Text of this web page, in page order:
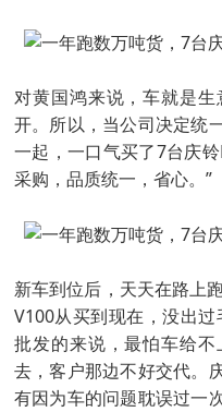
对黄国鸿来说，车就是
开。所以，当公司决定统
一起，一口气买了7台庆
采购，品质统一，省心。”
新车到位后，天天在路上
V100从买到现在，没出
批发的来说，最怕车给
去，客户那边不好交代。
有因为车的问题耽误过一